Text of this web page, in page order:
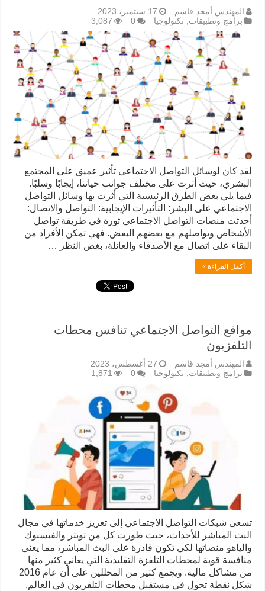
المهندس أمجد قاسم
17 سبتمبر، 2023
برامج وتطبيقات تكنولوجيا 0
3,087
لقد كان لوسائل التواصل الاجتماعي تأثير عميق على المجتمع
البشري، حيث أثرت على مختلف جوانب حياتنا، إيجابًا وسلبًا.
فيما يلي بعض الطرق الرئيسية التي أثرت بها وسائل التواصل
الاجتماعي على البشر: التأثيرات الإيجابية: التواصل والاتصال:
أحدثت منصات التواصل الاجتماعي ثورة في طريقة تواصل
الأشخاص وتواصلهم مع بعضهم البعض. فهي تمكن الأفراد من
البقاء على اتصال مع الأصدقاء والعائلة، بغض النظر …
أكمل القراءة »
مواقع التواصل الاجتماعي تنافس محطات
التلفزيون
المهندس أمجد قاسم
27 أغسطس، 2023
برامج وتطبيقات تكنولوجيا 0
1,871
تسعى شبكات التواصل الاجتماعي إلى تعزيز خدماتها في مجال
البث المباشر للأحداث، حيث طورت كل من تويتر والفيسبوك
والياهو منصاتها لكي تكون قادرة على البث المباشر، مما يعني
منافسة قوية لمحطات التلفزة التقليدية التي يعاني كثير منها
من مشاكل مالية. ويجمع كثير من المحللين على أن عام 2016
شكل نقطة تحول في مستقبل محطات التلفزيون في العالم.